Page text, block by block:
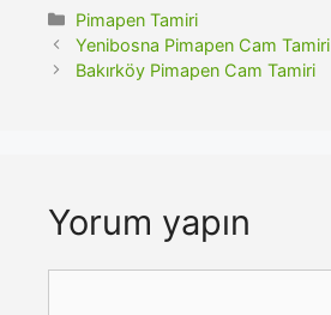
Kategoriler
Pimapen Tamiri
Yenibosna Pimapen Cam Tamiri
Bakırköy Pimapen Cam Tamiri
Yorum yapın